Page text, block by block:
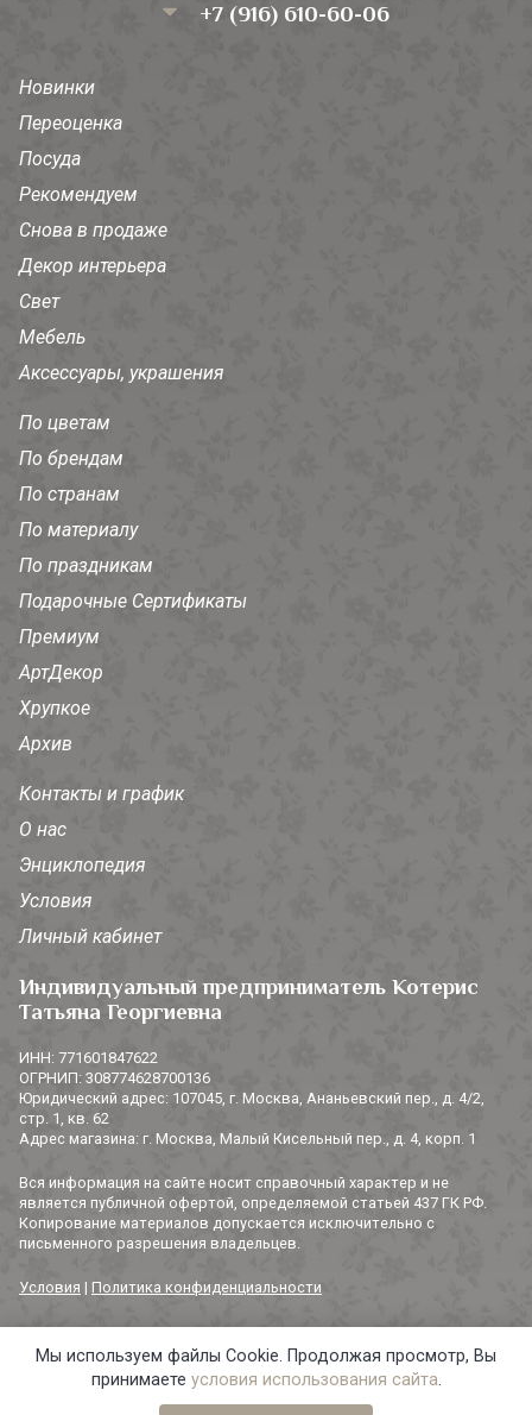
+7 (916) 610-60-06
Новинки
Переоценка
Посуда
Рекомендуем
Снова в продаже
Декор интерьера
Свет
Мебель
Аксессуары, украшения
По цветам
По брендам
По странам
По материалу
По праздникам
Подарочные Сертификаты
Премиум
АртДекор
Хрупкое
Архив
Контакты и график
О нас
Энциклопедия
Условия
Личный кабинет
Индивидуальный предприниматель Котерис
Татьяна Георгиевна
ИНН: 771601847622
ОГРНИП: 308774628700136
Юридический адрес: 107045, г. Москва, Ананьевский пер., д. 4/2,
стр. 1, кв. 62
Адрес магазина: г. Москва, Малый Кисельный пер., д. 4, корп. 1
Вся информация на сайте носит справочный характер и не
является публичной офертой, определяемой статьей 437 ГК РФ.
Копирование материалов допускается исключительно с
письменного разрешения владельцев.
Условия | Политика конфиденциальности
© 2014-2026 «3 СОРОКИ». Все права защищены.
Мы используем файлы Cookie. Продолжая просмотр, Вы
принимаете условия использования сайта.